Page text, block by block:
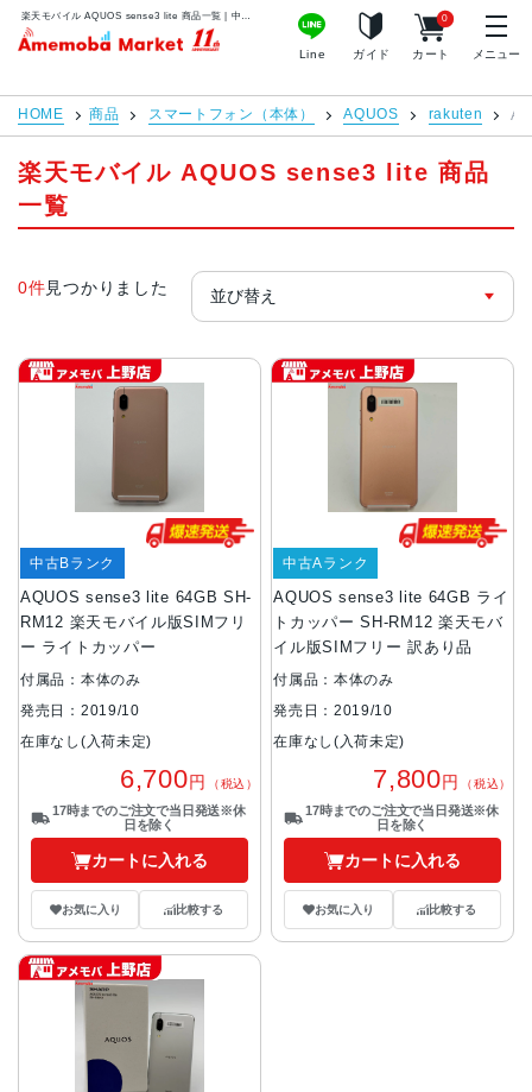
アメモバマーケット
Line ガイド カート
0
メニュー
HOME 商品 スマートフォン（本体） AQUOS rakuten
楽天モバイル AQUOS sense3 lite 商品
一覧
0件見つかりました
AQUOS sense3 lite 64GB SH-
RM12 楽天モバイル版SIMフリ
ー ライトカッパー
中古Bランク
付属品：本体のみ
発売日：2019/10
在庫なし(入荷未定)
6,700円 （税込）
17時までのご注文で当日発送※休
日を除く
カートに入れる
お気に入り 比較する
AQUOS sense3 lite 64GB ライ
トカッパー SH-RM12 楽天モバ
イル版SIMフリー 訳あり品
中古Aランク
付属品：本体のみ
発売日：2019/10
在庫なし(入荷未定)
7,800円 （税込）
17時までのご注文で当日発送※休
日を除く
カートに入れる
お気に入り 比較する